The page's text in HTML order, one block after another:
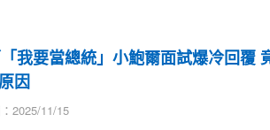
我要當總統」小鮑爾面試爆冷回覆
因
2025/11/15